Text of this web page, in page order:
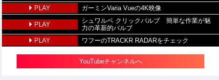
PLAY
ガーミンVaria Vueの4K映像
PLAY
シュワルベ クリックバルブ 簡単な作業が魅
力の革新的バルブ
PLAY
ワフーのTRACKR RADARをチェック
YouTubeチャンネルへ